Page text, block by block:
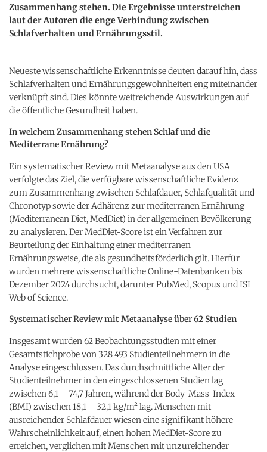
Zusammenhang stehen. Die Ergebnisse unterstreichen
laut der Autoren die enge Verbindung zwischen
Schlafverhalten und Ernährungsstil.
Neueste wissenschaftliche Erkenntnisse deuten darauf hin, dass
Schlafverhalten und Ernährungsgewohnheiten eng miteinander
verknüpft sind. Dies könnte weitreichende Auswirkungen auf
die öffentliche Gesundheit haben.
In welchem Zusammenhang stehen Schlaf und die
Mediterrane Ernährung?
Ein systematischer Review mit Metaanalyse aus den USA
verfolgte das Ziel, die verfügbare wissenschaftliche Evidenz
zum Zusammenhang zwischen Schlafdauer, Schlafqualität und
Chronotyp sowie der Adhärenz zur mediterranen Ernährung
(Mediterranean Diet, MedDiet) in der allgemeinen Bevölkerung
zu analysieren.Der MedDiet-ScoreisteinVerfahrenzur
BeurteilungderEinhaltungeinermediterranen
Ernährungsweise,dieals gesundheitsförderlich gilt.Hierfür
wurden mehrere wissenschaftliche Online-Datenbanken bis
Dezember 2024 durchsucht, darunter PubMed, Scopus und ISI
Web of Science.
Systematischer Review mit Metaanalyse über 62 Studien
Insgesamt wurden 62 Beobachtungsstudien mit einer
Gesamtstichprobe von 328 493 Studienteilnehmern in die
Analyse eingeschlossen. Das durchschnittliche Alter der
Studienteilnehmer in den eingeschlossenen Studien lag
zwischen 6,1 – 74,7 Jahren, während der Body-Mass-Index
(BMI) zwischen 18,1 – 32,1 kg/m² lag. Menschen mit
ausreichender Schlafdauer wiesen eine signifikant höhere
Wahrscheinlichkeit auf, einen hohen MedDiet-Score zu
erreichen, verglichen mit Menschen mit unzureichender